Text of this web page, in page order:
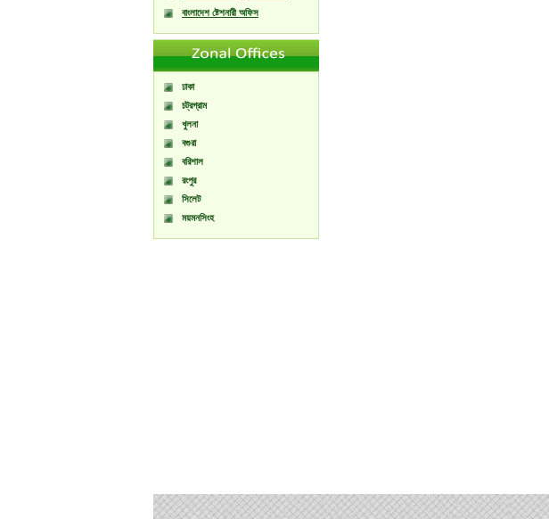
বাংলাদেশ ষ্টেশনারী অফিস
ঢাকা
চট্রগ্রাম
খুলনা
বগুরা
বরিশাল
রংপুর
সিলেট
ময়মনসিংহ